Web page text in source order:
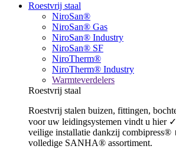
Roestvrij staal
NiroSan®
NiroSan® Gas
NiroSan® Industry
NiroSan® SF
NiroTherm®
NiroTherm® Industry
Warmteverdelers
Roestvrij staal
Roestvrij stalen buizen, fittingen,
voor uw leidingsystemen vindt u hier
veilige installatie dankzij
volledige SANHA® assortiment.